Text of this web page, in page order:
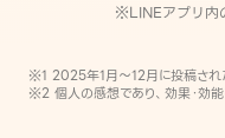
※LINEアプリ内
※1 2025年1月〜12月に投稿され
※2 個人の感想であり、効果・効